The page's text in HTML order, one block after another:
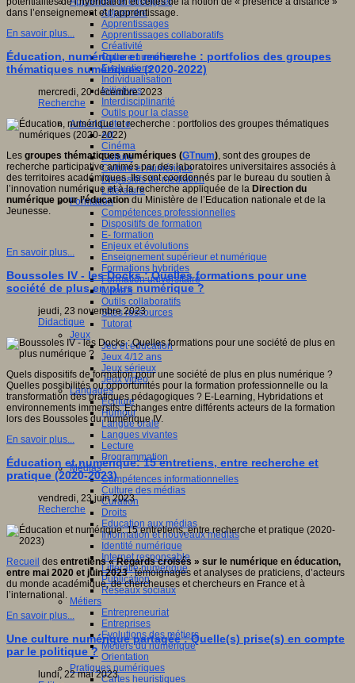
Apprendre
Apprentissages
Apprentissages collaboratifs
Créativité
Culture numérique
Evaluations
Individualisation
Initiatives
Interdisciplinarité
Outils pour la classe
Arts et Culture
Art
Cinéma
Culture
Culture et numérique
Dispositifs de médiation
Littérature
Formation
Compétences professionnelles
Dispositifs de formation
E- formation
Enjeux et évolutions
Enseignement supérieur et numérique
Formations hybrides
Formation universitaire
Mooc’s
Outils collaboratifs
Sites ressources
Tutorat
Jeux
Jeu et éducation
Jeux 4/12 ans
Jeux sérieux
Jeux vidéo
Langages
Ecriture
Humour
Langue orale
Langues vivantes
Lecture
Programmation
Médias
Compétences informationnelles
Culture des médias
Curation
Droits
Education aux médias
Information et nouveaux médias
Identité numérique
Internet responsable
Littératie numérique
Publication
Réseaux sociaux
Métiers
Entrepreneuriat
Entreprises
Evolutions des métiers
Métiers du numérique
Orientation
Pratiques numériques
Cartes heuristiques
dans l’enseignement et l’apprentissage.
En savoir plus...
Éducation, numérique et recherche : portfolios des groupes
thématiques numériques (2020-2022)
mercredi, 20 décembre 2023
Recherche
Les groupes thématiques numériques (GTnum), sont des groupes de
recherche participative animés par des laboratoires universitaires associés à
des territoires académiques. Ils sont coordonnés par le bureau du soutien à
l’innovation numérique et à la recherche appliquée de la Direction du
numérique pour l’éducation du Ministère de l’Education nationale et de la
Jeunesse.
En savoir plus...
Boussoles IV - les Docks : Quelles formations pour une
société de plus en plus numérique ?
jeudi, 23 novembre 2023
Didactique
Quels dispositifs de formation pour une société de plus en plus numérique ?
Quelles possibilités ou opportunités pour la formation professionnelle ou la
transformation des pratiques pédagogiques ? E-Learning, Hybridations et
environnements immersifs. Echanges entre différents acteurs de la formation
lors des Boussoles du numérique IV.
En savoir plus...
Éducation et numérique: 15 entretiens, entre recherche et
pratique (2020-2023)
vendredi, 23 juin 2023
Recherche
Recueil des entretiens « Regards croisés » sur le numérique en éducation,
entre mai 2020 et juin 2023: témoignages et analyses de praticiens, d’acteurs
du monde académique, de chercheuses et chercheurs en France et à
l’international.
En savoir plus...
Une culture numérique partagée : Quelle(s) prise(s) en compte
par le politique ?
lundi, 22 mai 2023